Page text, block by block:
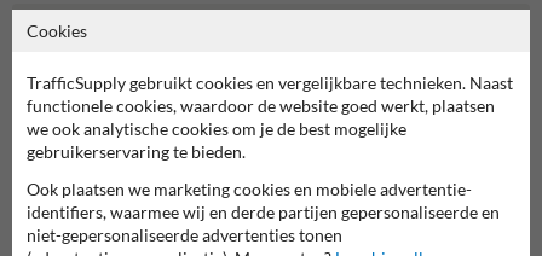
Neem contact met ons op
7920070.
Vragen? Stuur een e-mail naarinfo@trafficsupply.nlof vul het
formulier in en we reageren zo spoedig mogelijk.
info@trafficsupply.nl
Cookies
TrafficSupply gebruikt cookies en vergelijkbare technieken. Naast
functionele cookies, waardoor de website goed werkt, plaatsen
we ook analytische cookies om je de best mogelijke
gebruikerservaring te bieden.
Ook plaatsen we marketing cookies en mobiele advertentie-
identifiers, waarmee wij en derde partijen gepersonaliseerde en
niet-gepersonaliseerde advertenties tonen